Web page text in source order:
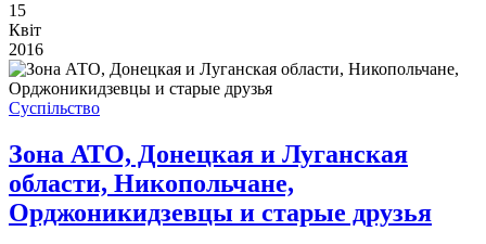
15
Квіт
2016
Суспільство
Зона АТО, Донецкая и Луганская
области, Никопольчане,
Орджоникидзевцы и старые друзья